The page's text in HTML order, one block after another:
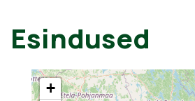
Esindused
+